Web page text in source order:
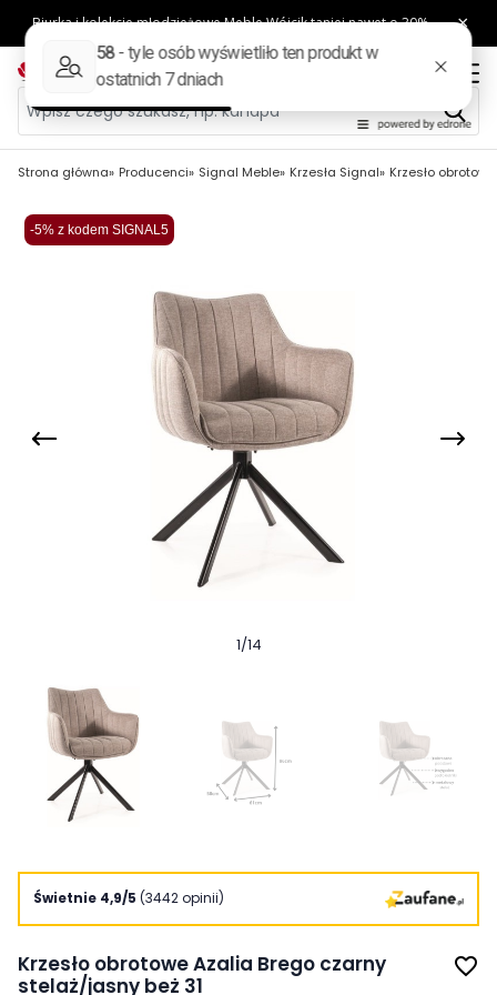
Strona główna Producenci Signal Meble Krzesła Signal Krzesło
-5% z kodem SIGNAL5
1/14
Świetnie 4,9/5 (3442 opinii)
Krzesło obrotowe Azalia Brego czarny
stelaż/jasny beż 31
favorite_border